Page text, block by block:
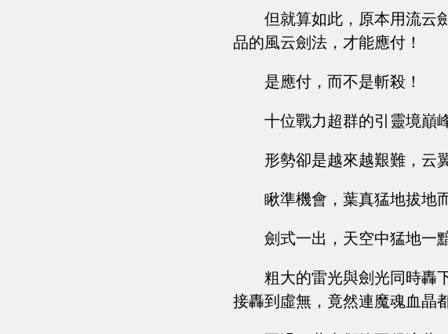
但就算如此，原本用流云
品的風云劍法，才能應付！
是應付，而不是斬殺！
十位戰力超群的引靈境巔
形勢卻是越來越艱難，云
瞅準機會，葉真猛地拔地
劍式一出，天空中猛地一
粗大的雷光與劍光同時轟
接轟到虛無，竟然連魔魂血晶